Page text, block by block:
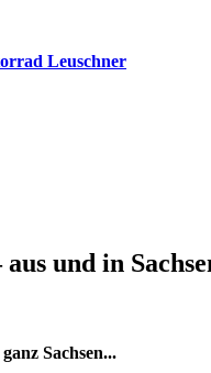
und in
Sachsen...